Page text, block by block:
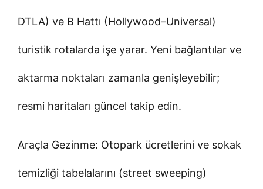
DTLA) ve B Hattı (Hollywood–Universal)
turistik rotalarda işe yarar. Yeni bağlantılar ve
aktarma noktaları zamanla genişleyebilir;
resmi haritaları güncel takip edin.
Araçla Gezinme: Otopark ücretlerini ve sokak
temizliği tabelalarını (street sweeping)